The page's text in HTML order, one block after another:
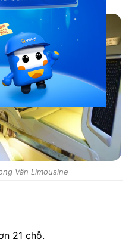
Vân Limousine
21 chỗ.